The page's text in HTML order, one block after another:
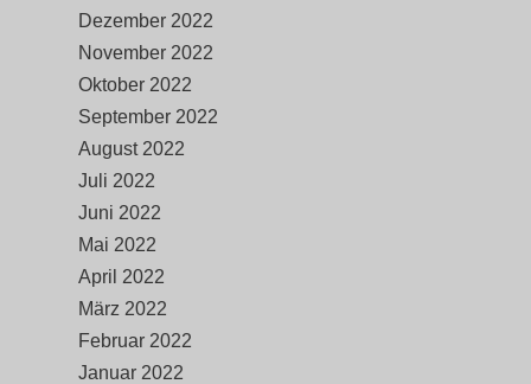
Dezember 2022
November 2022
Oktober 2022
September 2022
August 2022
Juli 2022
Juni 2022
Mai 2022
April 2022
März 2022
Februar 2022
Januar 2022